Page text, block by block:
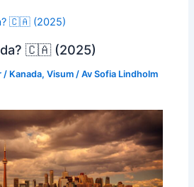
🇨🇦 (2025)
/ Kanada,Visum / Av Sofia Lindholm